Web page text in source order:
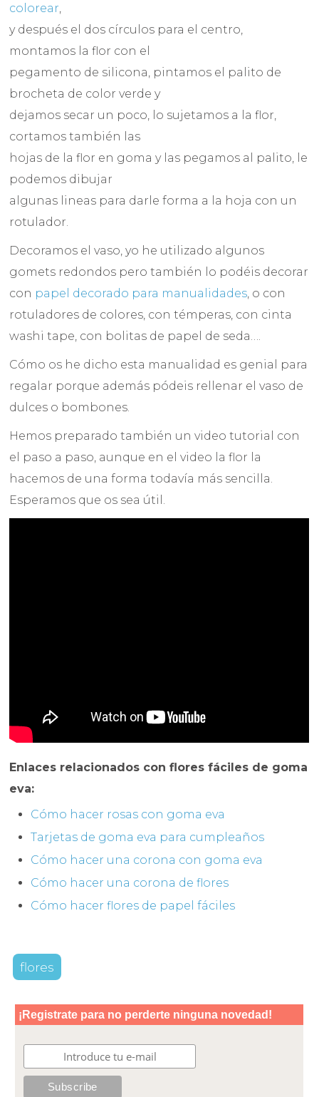
colorear
y después el dos círculos para el centro,
montamos la flor con el
pegamento de silicona, pintamos el palito de
brocheta de color verde y
dejamos secar un poco, lo sujetamos a la flor,
cortamos también las
hojas de la flor en goma y las pegamos al palito, le
podemos dibujar
algunas lineas para darle forma a la hoja con un
rotulador.
Decoramos el vaso, yo he utilizado algunos
gomets redondos pero también lo podéis decorar
con papel decorado para manualidades , o con
rotuladores de colores, con témperas, con cinta
washi tape, con bolitas de papel de seda….
Cómo os he dicho esta manualidad es genial para
regalar porque además pódeis rellenar el vaso de
dulces o bombones.
Hemos preparado también un video tutorial con
el paso a paso, aunque en el video la flor la
hacemos de una forma todavía más sencilla.
Esperamos que os sea útil.
Enlaces relacionados con flores fáciles de goma
eva:
Cómo hacer rosas con goma eva
Tarjetas de goma eva para cumpleaños
Cómo hacer una corona con goma eva
Cómo hacer una corona de flores
Cómo hacer flores de papel fáciles
flores